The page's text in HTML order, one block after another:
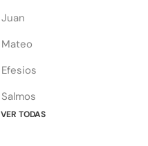
Juan
Mateo
Efesios
Salmos
VER TODAS